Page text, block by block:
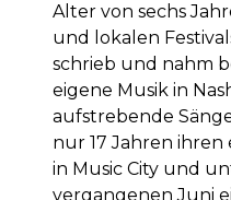
Alter von sechs
und lokalen
schrieb und nahm
eigene Musik in
aufstrebende
nur 17 Jahren
in Music City und
vergangenen Juni